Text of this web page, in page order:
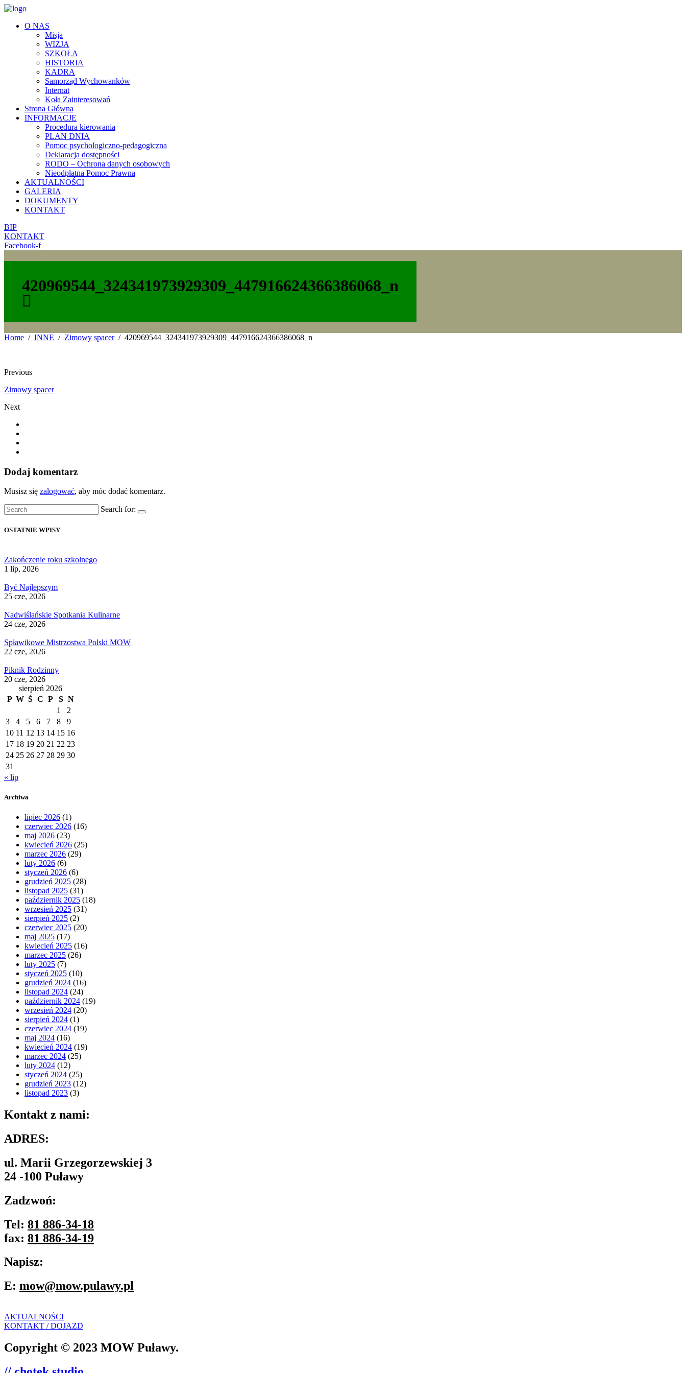
O NAS
Misja
WIZJA
SZKOŁA
HISTORIA
KADRA
Samorząd Wychowanków
Internat
Koła Zainteresowań
Strona Główna
INFORMACJE
Procedura kierowania
PLAN DNIA
Pomoc psychologiczno-pedagogiczna
Deklaracja dostępności
RODO – Ochrona danych osobowych
Nieodpłatna Pomoc Prawna
AKTUALNOŚCI
GALERIA
DOKUMENTY
KONTAKT
BIP
KONTAKT
Facebook-f
420969544_324341973929309_447916624366386068_n
Home INNE Zimowy spacer 420969544_324341973929309_447916624366386068_n
Previous
Zimowy spacer
Next
Dodaj komentarz
Musisz się zalogować, aby móc dodać komentarz.
Search for:
OSTATNIE WPISY
Zakończenie roku szkolnego
1 lip, 2026
Być Najlepszym
25 cze, 2026
Nadwiślańskie Spotkania Kulinarne
24 cze, 2026
Spławikowe Mistrzostwa Polski MOW
22 cze, 2026
Piknik Rodzinny
20 cze, 2026
sierpień 2026
P W Ś C P S N
1
2
3
4 5 6 7 8
9
10 11 12 13 14 15 16
17 18 19 20 21 22 23
24 25 26 27 28 29 30
31
« lip
Archiwa
lipiec 2026 (1)
czerwiec 2026 (16)
maj 2026 (23)
kwiecień 2026 (25)
marzec 2026 (29)
luty 2026 (6)
styczeń 2026 (6)
grudzień 2025 (28)
listopad 2025 (31)
październik 2025 (18)
wrzesień 2025 (31)
sierpień 2025 (2)
czerwiec 2025 (20)
maj 2025 (17)
kwiecień 2025 (16)
marzec 2025 (26)
luty 2025 (7)
styczeń 2025 (10)
grudzień 2024 (16)
listopad 2024 (24)
październik 2024 (19)
wrzesień 2024 (20)
sierpień 2024 (1)
czerwiec 2024 (19)
maj 2024 (16)
kwiecień 2024 (19)
marzec 2024 (25)
luty 2024 (12)
styczeń 2024 (25)
grudzień 2023 (12)
listopad 2023 (3)
Kontakt z nami:
ADRES:
ul. Marii Grzegorzewskiej 3
24 -100 Puławy
Zadzwoń:
Tel: 81 886-34-18
fax: 81 886-34-19
Napisz:
E: mow@mow.pulawy.pl
AKTUALNOŚCI
KONTAKT / DOJAZD
Copyright © 2023 MOW Puławy.